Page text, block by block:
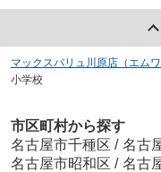
マックスバリュ川原店（エムワ
小学校
市区町村から探す
名古屋市千種区 / 名古
名古屋市昭和区 / 名古